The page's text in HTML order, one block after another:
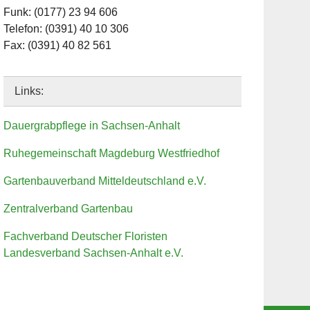
Funk: (0177) 23 94 606
Telefon: (0391) 40 10 306
Fax: (0391) 40 82 561
Links:
Dauergrabpflege in Sachsen-Anhalt
Ruhegemeinschaft Magdeburg Westfriedhof
Gartenbauverband Mitteldeutschland e.V.
Zentralverband Gartenbau
Fachverband Deutscher Floristen
Landesverband Sachsen-Anhalt e.V.